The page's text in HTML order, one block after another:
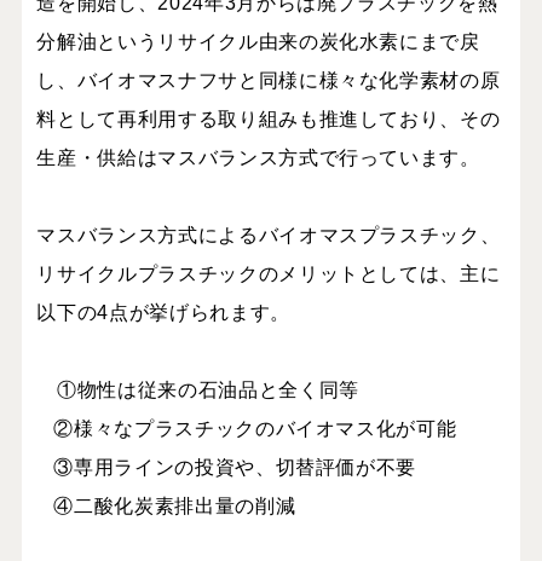
分解油というリサイクル由来の炭化水素にまで戻
し、バイオマスナフサと同様に様々な化学素材の原
料として再利用する取り組みも推進しており、その
生産・供給はマスバランス方式で行っています。
マスバランス方式によるバイオマスプラスチック、
リサイクルプラスチックのメリットとしては、主に
以下の4点が挙げられます。
①物性は従来の石油品と全く同等
②様々なプラスチックのバイオマス化が可能
③専用ラインの投資や、切替評価が不要
④二酸化炭素排出量の削減